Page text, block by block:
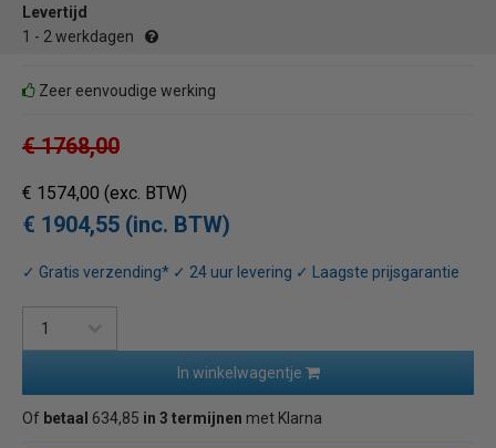
Levertijd
1 - 2 werkdagen
Zeer eenvoudige werking
€ 1768,00
€ 1574,00 (exc. BTW)
€ 1904,55 (inc. BTW)
✓ Gratis verzending* ✓ 24 uur levering ✓ Laagste prijsgarantie
In winkelwagentje
Of betaal 634,85 in 3 termijnen met Klarna